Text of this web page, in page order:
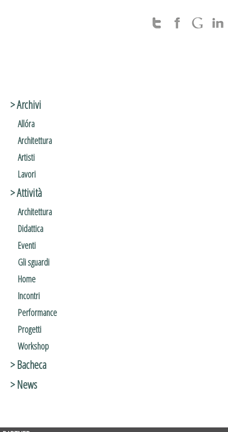
> Archivi
Allóra
Architettura
Artisti
Lavori
> Attività
Architettura
Didattica
Eventi
Gli sguardi
Home
Incontri
Performance
Progetti
Workshop
> Bacheca
> News